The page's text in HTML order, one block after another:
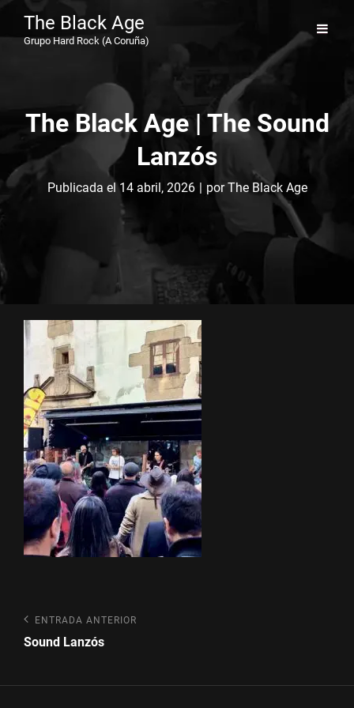
The Black Age
Grupo Hard Rock (A Coruña)
The Black Age | The Sound
Lanzós
Publicada el14 abril, 2026 | porByline
The Black Age
Navegación
de
Entrada
anterior
ENTRADA ANTERIOR
Sound Lanzós